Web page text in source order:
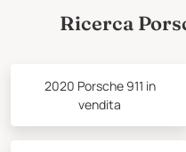
Ricerca
2020 Porsche 911 in
vendita